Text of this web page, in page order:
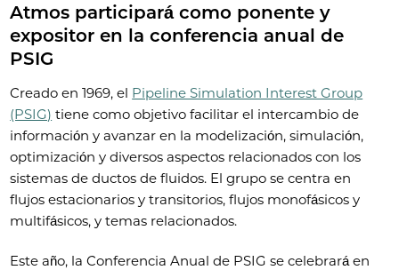
Atmos participará como ponente y
expositor en la conferencia anual de
PSIG
Creado en 1969, el Pipeline Simulation Interest Group
(PSIG) tiene como objetivo facilitar el intercambio de
información y avanzar en la modelización, simulación,
optimización y diversos aspectos relacionados con los
sistemas de ductos de fluidos. El grupo se centra en
flujos estacionarios y transitorios, flujos monofásicos y
multifásicos, y temas relacionados.
Este año, la Conferencia Anual de PSIG se celebrará en